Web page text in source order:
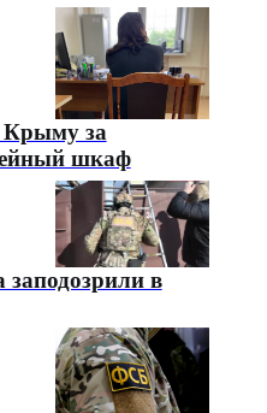
Крыму за
шкаф
в